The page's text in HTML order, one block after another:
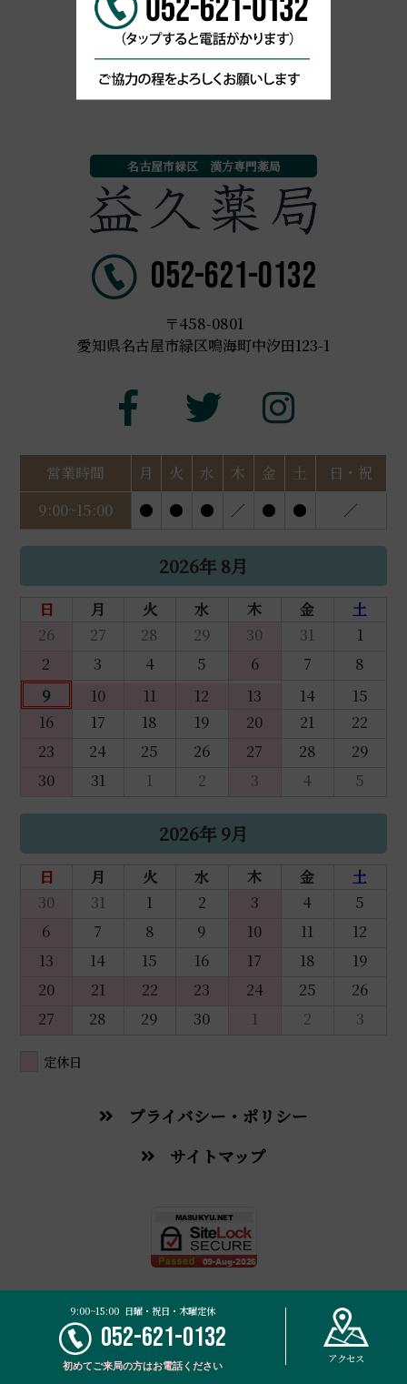
BLOG一覧に戻る
9:00~15:00 日曜・祝日・木曜定休
052-621-0132
初めてご来局の方はお電話ください
アクセス
名古屋市緑区 漢方専門薬局
052-621-0132
〒458-0801
愛知県名古屋市緑区鳴海町中汐田123-1
営業時間 月 火 水 木 金 土
日・祝
9:00~15:00
● ● ● ／ ● ● ／
2026年 8月
日 月 火 水 木 金
土
26
27 28 29 30 31
1
2
3 4 5 6 7
8
9
10 11 12 13 14
15
16
17 18 19 20 21
22
23
24 25 26 27 28
29
30
31 1 2 3 4 5
2026年 9月
日 月 火 水 木 金
土
30
31 1 2 3 4
5
6
7 8 9 10 11
12
13
14 15 16 17 18
19
20
21 22 23 24 25
26
27
28 29 30 1 2 3
定休日
プライバシー・ポリシー
サイトマップ